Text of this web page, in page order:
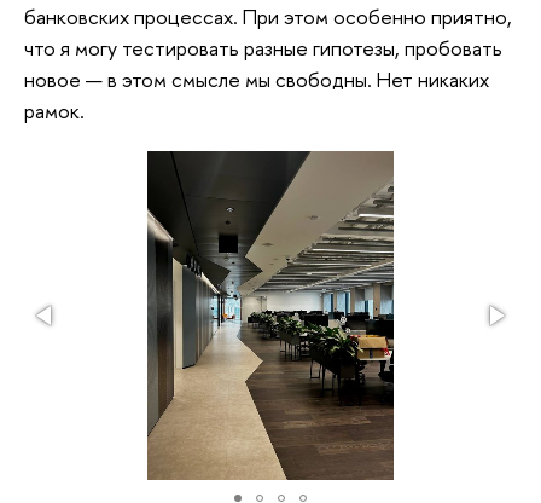
банковских процессах. При этом особенно приятно,
что я могу тестировать разные гипотезы, пробовать
новое — в этом смысле мы свободны. Нет никаких
рамок.